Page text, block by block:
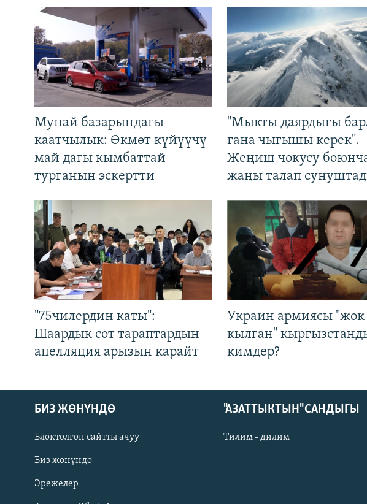
Русский
Мунай базарындагы
каатчылык: Өкмөт күйүүчү
май дагы кымбаттай
турганын эскертти
"Мыкты даярдыгы
гана чыгышы керек".
Жеңиш чокусу
жаңы талап
"75чилердин каты":
Шаардык сот тараптардын
апелляция арызын карайт
Украин армиясы "жок
кылган"
кимдер?
БИЗ ЖӨНҮНДӨ
Блоктолгон сайтты ачуу
Биз жөнүндө
Эрежелер
"АЗАТТЫКТЫН" САНДЫГЫ
Тилим - дилим